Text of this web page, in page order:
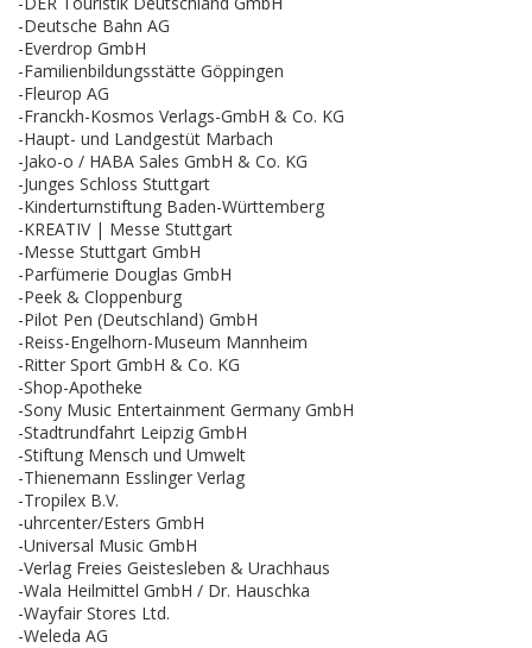
-Deutsche Bahn AG
-Everdrop GmbH
-Familienbildungsstätte Göppingen
-Fleurop AG
-Franckh-Kosmos Verlags-GmbH & Co. KG
-Haupt- und Landgestüt Marbach
-Jako-o / HABA Sales GmbH & Co. KG
-Junges Schloss Stuttgart
-Kinderturnstiftung Baden-Württemberg
-KREATIV | Messe Stuttgart
-Messe Stuttgart GmbH
-Parfümerie Douglas GmbH
-Peek & Cloppenburg
-Pilot Pen (Deutschland) GmbH
-Reiss-Engelhorn-Museum Mannheim
-Ritter Sport GmbH & Co. KG
-Shop-Apotheke
-Sony Music Entertainment Germany GmbH
-Stadtrundfahrt Leipzig GmbH
-Stiftung Mensch und Umwelt
-Thienemann Esslinger Verlag
-Tropilex B.V.
-uhrcenter/Esters GmbH
-Universal Music GmbH
-Verlag Freies Geistesleben & Urachhaus
-Wala Heilmittel GmbH / Dr. Hauschka
-Wayfair Stores Ltd.
-Weleda AG